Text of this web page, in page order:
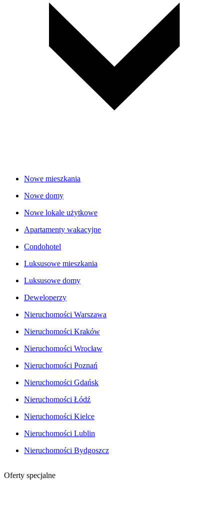
Nowe mieszkania
Nowe domy
Nowe lokale użytkowe
Apartamenty wakacyjne
Condohotel
Luksusowe mieszkania
Luksusowe domy
Deweloperzy
Nieruchomości Warszawa
Nieruchomości Kraków
Nieruchomości Wrocław
Nieruchomości Poznań
Nieruchomości Gdańsk
Nieruchomości Łódź
Nieruchomości Kielce
Nieruchomości Lublin
Nieruchomości Bydgoszcz
Oferty specjalne